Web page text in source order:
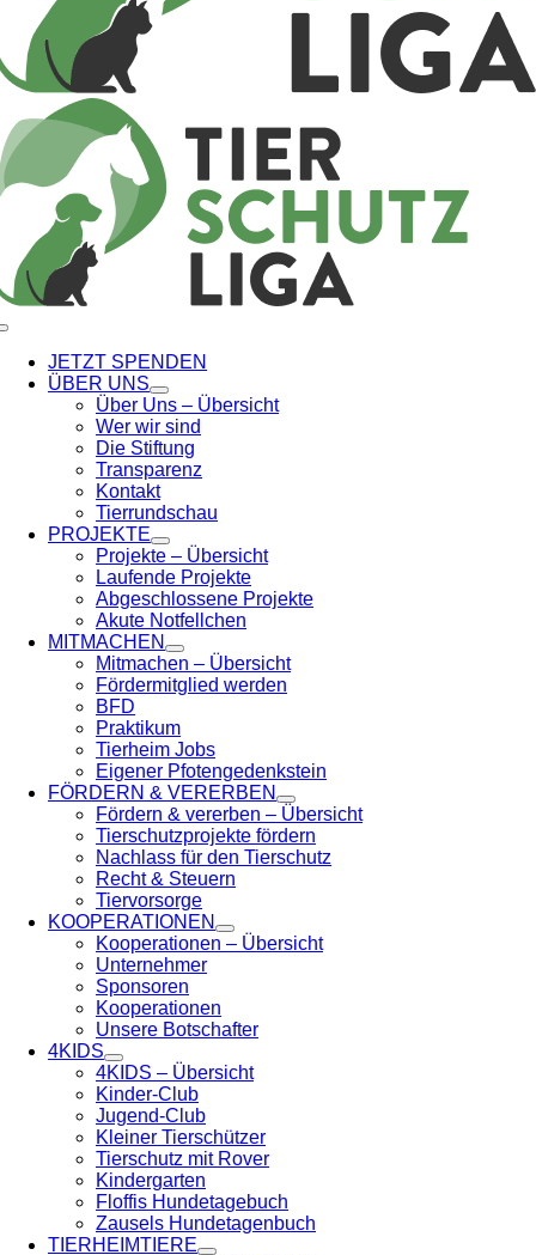
JETZT SPENDEN
ÜBER UNS
Über Uns – Übersicht
Wer wir sind
Die Stiftung
Transparenz
Kontakt
Tierrundschau
PROJEKTE
Projekte – Übersicht
Laufende Projekte
Abgeschlossene Projekte
Akute Notfellchen
MITMACHEN
Mitmachen – Übersicht
Fördermitglied werden
BFD
Praktikum
Tierheim Jobs
Eigener Pfotengedenkstein
FÖRDERN & VERERBEN
Fördern & vererben – Übersicht
Tierschutzprojekte fördern
Nachlass für den Tierschutz
Recht & Steuern
Tiervorsorge
KOOPERATIONEN
Kooperationen – Übersicht
Unternehmer
Sponsoren
Kooperationen
Unsere Botschafter
4KIDS
4KIDS – Übersicht
Kinder-Club
Jugend-Club
Kleiner Tierschützer
Tierschutz mit Rover
Kindergarten
Floffis Hundetagebuch
Zausels Hundetagenbuch
TIERHEIMTIERE